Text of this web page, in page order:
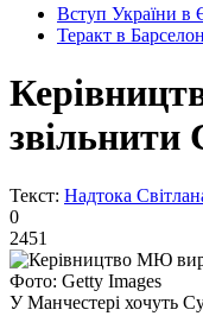
Вступ України в
Теракт в
Текст: Надтока
0
2451
Фото: Getty Images
У Манчестері хочуть